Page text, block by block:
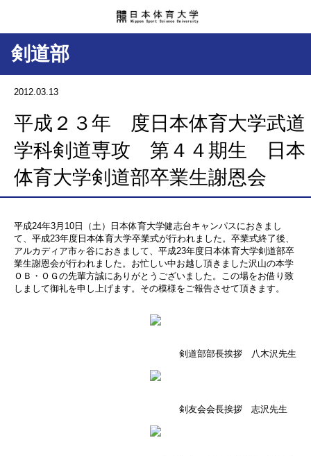
剣道部
2012.03.13
平成２３年 度日本体育大学武道
学科剣道専攻 第４４期生 日本
体育大学剣道部卒業生謝恩会
平成24年3月10日（土）日本体育大学健志台キャンパスにおきまし
て、平成23年度日本体育大学卒業式が行われました。卒業式終了後、
アルカディア市ヶ谷におきまして、平成23年度日本体育大学剣道部卒
業生謝恩会が行われました。お忙しい中お越し頂きました沢山の本学
ＯＢ・ＯＧの先輩方誠にありがとうございました。この場をお借り致
しまして御礼を申し上げます。その模様をご報告させて頂きます。
剣道部部長挨拶 八木沢先生
剣友会会長挨拶 志沢先生